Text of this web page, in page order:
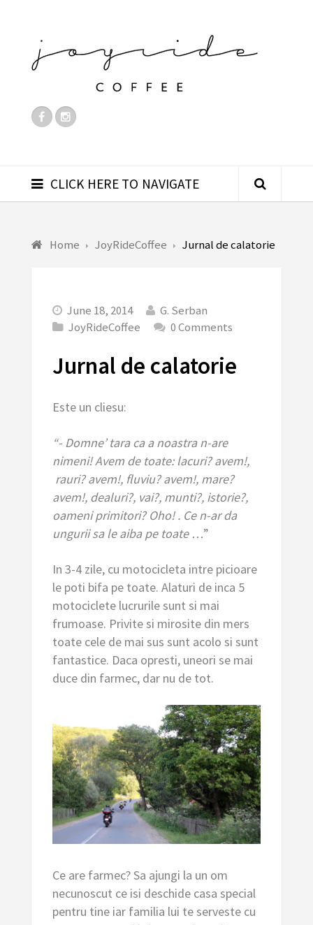
CLICK HERE TO NAVIGATE
Home JoyRideCoffee Jurnal de calatorie
June 18, 2014
G. Serban
JoyRideCoffee
0 Comments
Jurnal de calatorie
Este un cliesu:
“- Domne’ tara ca a noastra n-are
nimeni! Avem de toate: lacuri? avem!,
rauri? avem!, fluviu? avem!, mare?
avem!, dealuri?, vai?, munti?, istorie?,
oameni primitori? Oho! . Ce n-ar da
ungurii sa le aiba pe toate …”
In 3-4 zile, cu motocicleta intre picioare
le poti bifa pe toate. Alaturi de inca 5
motociclete lucrurile sunt si mai
frumoase. Privite si mirosite din mers
toate cele de mai sus sunt acolo si sunt
fantastice. Daca opresti, uneori se mai
duce din farmec, dar nu de tot.
Ce are farmec? Sa ajungi la un om
necunoscut ce isi deschide casa special
pentru tine iar familia lui te serveste cu